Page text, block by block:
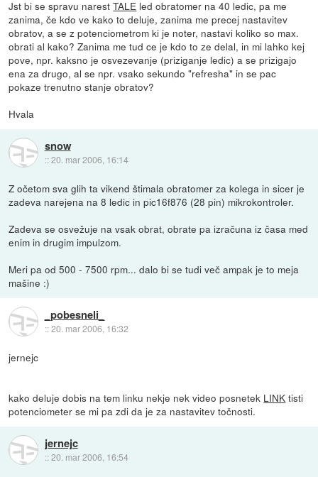
Jst bi se spravu narestTALE led obratomer na 40 ledic, pa me
zanima, če kdo ve kako to deluje, zanima me precej nastavitev
obratov, a se z potenciometrom ki je noter, nastavi koliko so max.
obrati al kako? Zanima me tud ce je kdo to ze delal, in mi lahko kej
pove, npr. kaksno je osvezevanje (priziganje ledic) a se prizigajo
ena za drugo, al se npr. vsako sekundo "refresha" in se pac
pokaze trenutno stanje obratov?
Hvala
snow
::20. mar 2006, 16:14
Z očetom sva glih ta vikend štimala obratomer za kolega in sicer je
zadeva narejena na 8 ledic in pic16f876 (28 pin) mikrokontroler.
Zadeva se osvežuje na vsak obrat, obrate pa izračuna iz časa med
enim in drugim impulzom.
Meri pa od 500 - 7500 rpm... dalo bi se tudi več ampak je to meja
mašine :)
_pobesneli_
::20. mar 2006, 16:32
jernejc
kako deluje dobis na tem linku nekje nek video posnetek LINK tisti
potenciometer se mi pa zdi da je za nastavitev točnosti.
jernejc
::20. mar 2006, 16:54